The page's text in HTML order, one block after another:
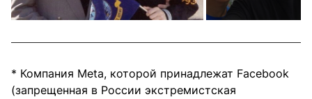
* Компания Meta, которой принадлежат Facebook
(запрещенная в России экстремистская